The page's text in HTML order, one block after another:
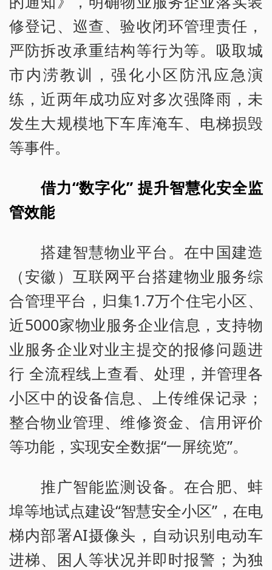
修登记、巡查、验收闭环管理责任，
严防拆改承重结构等行为等。吸取城
市内涝教训，强化小区防汛应急演
练，近两年成功应对多次强降雨，未
发生大规模地下车库淹车、电梯损毁
等事件。
借力“数字化” 提升智慧化安全监
管效能
搭建智慧物业平台。在中国建造
（安徽）互联网平台搭建物业服务综
合管理平台，归集1.7万个住宅小区、
近5000家物业服务企业信息，支持物
业服务企业对业主提交的报修问题进
行 全流程线上查看、处理，并管理各
小区中的设备信息、上传维保记录；
整合物业管理、维修资金、信用评价
等功能，实现安全数据“一屏统览”。
推广智能监测设备。在合肥、蚌
埠等地试点建设“智慧安全小区”，在电
梯内部署AI摄像头，自动识别电动车
进梯、困人等状况并即时报警；为独